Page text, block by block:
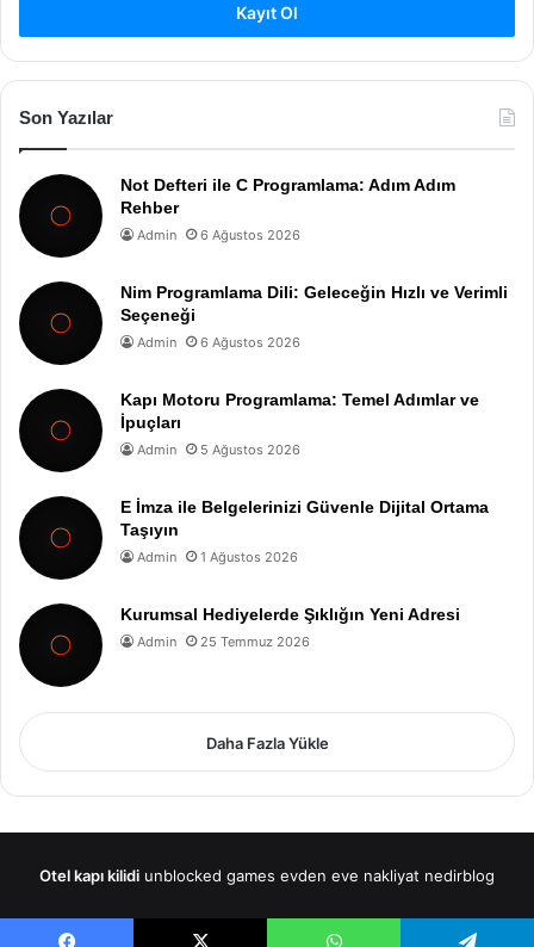
Kayıt Ol
Son Yazılar
Not Defteri ile C Programlama: Adım Adım
Rehber
Admin 6 Ağustos 2026
Nim Programlama Dili: Geleceğin Hızlı ve Verimli
Seçeneği
Admin 6 Ağustos 2026
Kapı Motoru Programlama: Temel Adımlar ve
İpuçları
Admin 5 Ağustos 2026
E İmza ile Belgelerinizi Güvenle Dijital Ortama
Taşıyın
Admin 1 Ağustos 2026
Kurumsal Hediyelerde Şıklığın Yeni Adresi
Admin 25 Temmuz 2026
Daha Fazla Yükle
Otel kapı kilidi unblocked games evden eve nakliyat nedirblog